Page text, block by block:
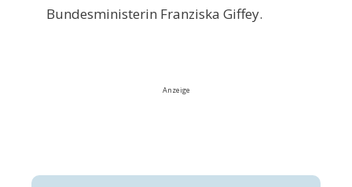
Bundesministerin Franziska Giffey.
Anzeige